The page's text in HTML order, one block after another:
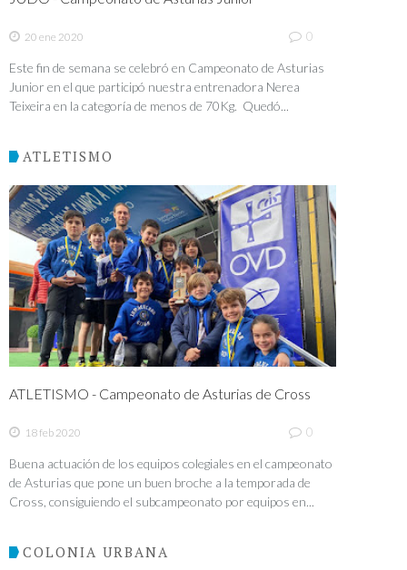
20 ene 2020 0
Este fin de semana se celebró en Campeonato de Asturias
Junior en el que participó nuestra entrenadora Nerea
Teixeira en la categoría de menos de 70Kg. Quedó...
ATLETISMO
ATLETISMO - Campeonato de Asturias de Cross
18 feb 2020 0
Buena actuación de los equipos colegiales en el campeonato
de Asturias que pone un buen broche a la temporada de
Cross, consiguiendo el subcampeonato por equipos en...
COLONIA URBANA